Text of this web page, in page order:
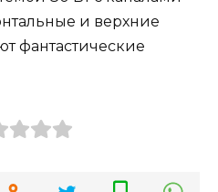
и верхние
фантастические